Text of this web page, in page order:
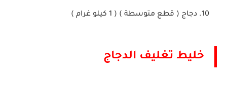
دجاج ( قطع متوسطة ) ( 1 كيلو غرام )
خليط تغليف الدجاج